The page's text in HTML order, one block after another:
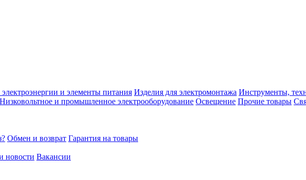
и элементы питания Изделия для электромонтажа Инструменты,
Низковольтное и промышленное электрооборудование Освещение Прочие товары
Обмен и возврат Гарантия на товары
новости Вакансии